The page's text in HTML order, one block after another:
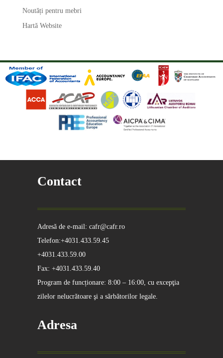
Noutăți pentru mebri
Hartă Website
Contact
Adresă de e-mail: cafr@cafr.ro
Telefon:+4031.433.59.45
+4031.433.59.00
Fax: +4031.433.59.40
Program de funcționare: 8:00 – 16:00, cu excepţia
zilelor nelucrătoare şi a sărbătorilor legale.
Adresa